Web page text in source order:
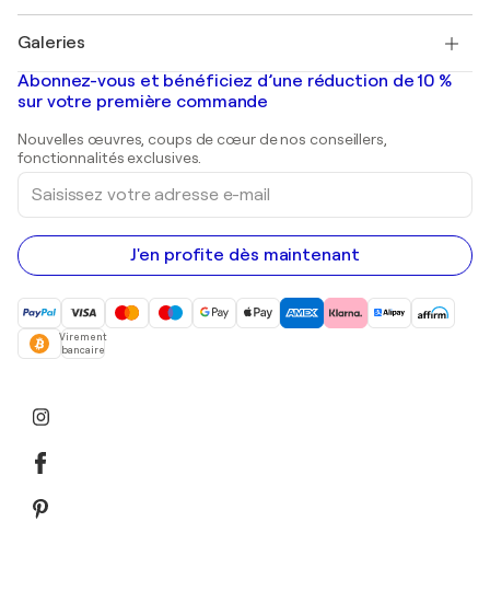
Banksy
Mr. Brainwash
Shepard Fairey
Tableaux abstraits à vendre
Peintures de paysage
Estampes
Peintures acryliques
Galeries
Galeries d'art en France
Galeries d'art en Belgique
Abonnez-vous et bénéficiez d’une réduction de 10 %
sur votre première commande
Nouvelles œuvres, coups de cœur de nos conseillers,
fonctionnalités exclusives.
Saisissez
votre
adresse
e-
mail
J'en profite dès maintenant
Virement
bancaire